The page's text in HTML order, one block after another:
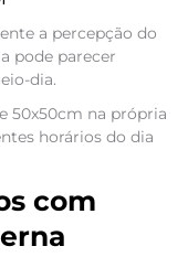
a percepção do
pode parecer
dia.
50x50cm na própria
horários do dia
com